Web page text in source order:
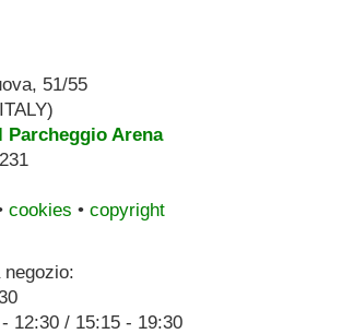
51/55
Parcheggio Arena
cookies • copyright
12:30 / 15:15 - 19:30